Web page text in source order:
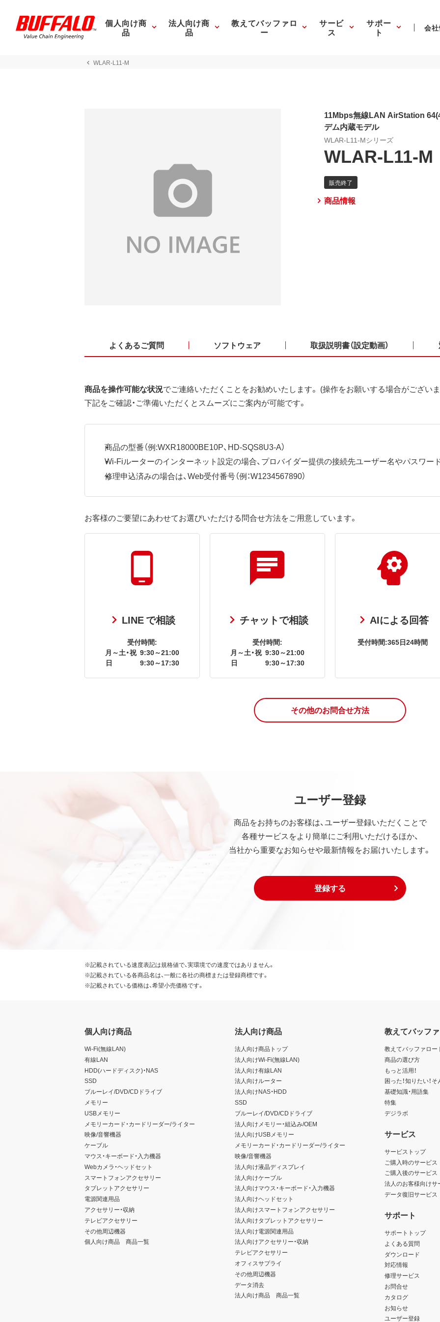
個人向け商
品
法人向け商
品
教えてバッファロ
ー
サービ
ス
サポー
ト 会
WLAR-L11-M
11Mbps無線LAN AirStation
デム内蔵モデル
WLAR-L11-Mシリーズ
WLAR-L11-M
商品情報
よくあるご質問 ソフトウェア 取扱説明書（設定動画）
商品を操作可能な状況でご連絡いただくことをお勧めいたします。 (操作をお願いする場合がござい
下記をご確認・ご準備いただくとスムーズにご案内が可能です。
商品の型番（例:WXR18000BE10P、HD-SQS8U3-A）
Wi-Fiルーターのインターネット設定の場合、プロバイダー提供の接続先ユーザー名やパスワー
修理申込済みの場合は、Web受付番号（例：W1234567890）
お客様のご要望にあわせてお選びいただける問合せ方法をご用意しています。
LINE で相談
受付時間:
月～土・祝 9:30～21:00
日
9:30～17:30
チャットで相談
受付時間:
月～土・祝 9:30～21:00
日
9:30～17:30
AIによる回答
受付時間:365日24時間
その他のお問合せ方法
ユーザー登録
商品をお持ちのお客様は、ユーザー登録いただくことで
各種サービスをより簡単にご利用いただけるほか、
当社から重要なお知らせや最新情報をお届けいたします。
登録する
※記載されている速度表記は規格値で、実環境での速度ではありません。
※記載されている各商品名は、一般に各社の商標または登録商標です。
※記載されている価格は、希望小売価格です。
個人向け商品
Wi-Fi(無線LAN)
有線LAN
HDD(ハードディスク)・NAS
SSD
ブルーレイ/DVD/CDドライブ
メモリー
USBメモリー
メモリーカード・カードリーダー/ライター
映像/音響機器
ケーブル
マウス・キーボード・入力機器
Webカメラ・ヘッドセット
スマートフォンアクセサリー
タブレットアクセサリー
電源関連用品
アクセサリー・収納
テレビアクセサリー
その他周辺機器
個人向け商品 商品一覧
法人向け商品
法人向け商品トップ
法人向けWi-Fi(無線LAN)
法人向け有線LAN
法人向けルーター
法人向けNAS・HDD
SSD
ブルーレイ/DVD/CDドライブ
法人向けメモリー・組込み/OEM
法人向けUSBメモリー
メモリーカード・カードリーダー/ライター
映像/音響機器
法人向け液晶ディスプレイ
法人向けケーブル
法人向けマウス・キーボード・入力機器
法人向けヘッドセット
法人向けスマートフォンアクセサリー
法人向けタブレットアクセサリー
法人向け電源関連用品
法人向けアクセサリー・収納
テレビアクセサリー
オフィスサプライ
その他周辺機器
データ消去
法人向け商品 商品一覧
教えてバッフ
教えてバッファロー
商品の選び方
もっと活用！
困った！知りたい！
基礎知識・用語集
特集
デジラボ
サービス
サービストップ
ご購入時のサービス
ご購入後のサービス
法人のお客様向けサ
データ復旧サービス
サポート
サポートトップ
よくある質問
ダウンロード
対応情報
修理サービス
お問合せ
カタログ
お知らせ
ユーザー登録